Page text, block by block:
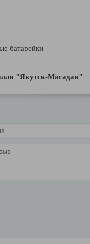
батарейки
"Якутск-Магадан"